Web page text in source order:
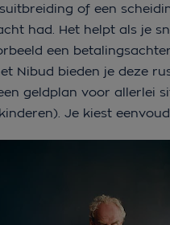
of een
had. Het helpt als je
een
Nibud bieden je deze
geldplan voor allerlei
Je kiest